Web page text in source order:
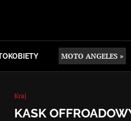
MOTO ANGELES »
Kraj
KASK